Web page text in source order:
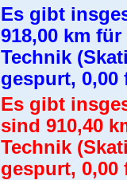
Es gibt
918,00 km
Technik
gespurt, 0,00
Es gibt
sind 910,40
Technik
gespurt, 0,00